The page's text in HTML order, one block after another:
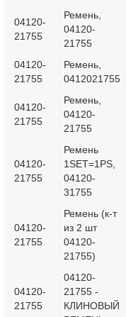
04120-
21755
Ремень,
04120-
21755
04120-
21755
Ремень,
0412021755
04120-
21755
Ремень,
04120-
21755
04120-
21755
Ремень
1SET=1PS,
04120-
31755
04120-
21755
Ремень (к-т
из 2 шт
04120-
21755)
04120-
21755
04120-
21755 -
КЛИНОВЫЙ